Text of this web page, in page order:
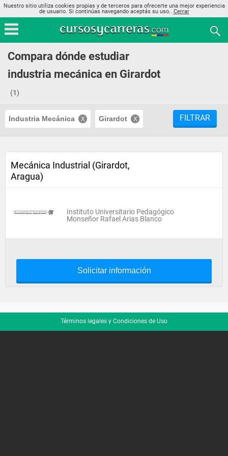
Nuestro sitio utiliza cookies propias y de terceros para ofrecerte una mejor experiencia
de usuario. Si continúas navegando aceptás su uso.. Cerrar
Compara dónde estudiar
industria mecánica en Girardot
(1)
Industria Mecánica Girardot FILTRAR
Mecánica Industrial (Girardot,
Aragua)
Instituto Universitario Pedagógico
Monseñor Rafael Arias Blanco
Solicitar información
Términos legales y Condiciones de Uso